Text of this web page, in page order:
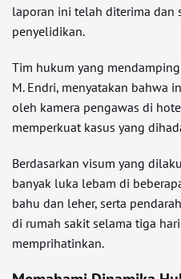
laporan ini telah diterima dan
penyelidikan.
Tim hukum yang
M. Endri, menyatakan bahwa
oleh kamera pengawas di
memperkuat kasus yang
Berdasarkan visum yang
banyak luka lebam di
bahu dan leher, serta
di rumah sakit selama tiga
memprihatinkan.